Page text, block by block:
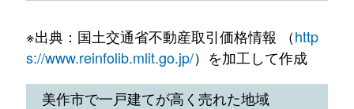
※出典：国土交通省不動産取引価格情報 （http
s://www.reinfolib.mlit.go.jp/）を加工して作成
美作市で一戸建てが高く売れた地域